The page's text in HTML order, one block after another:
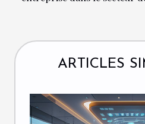
ARTICLES